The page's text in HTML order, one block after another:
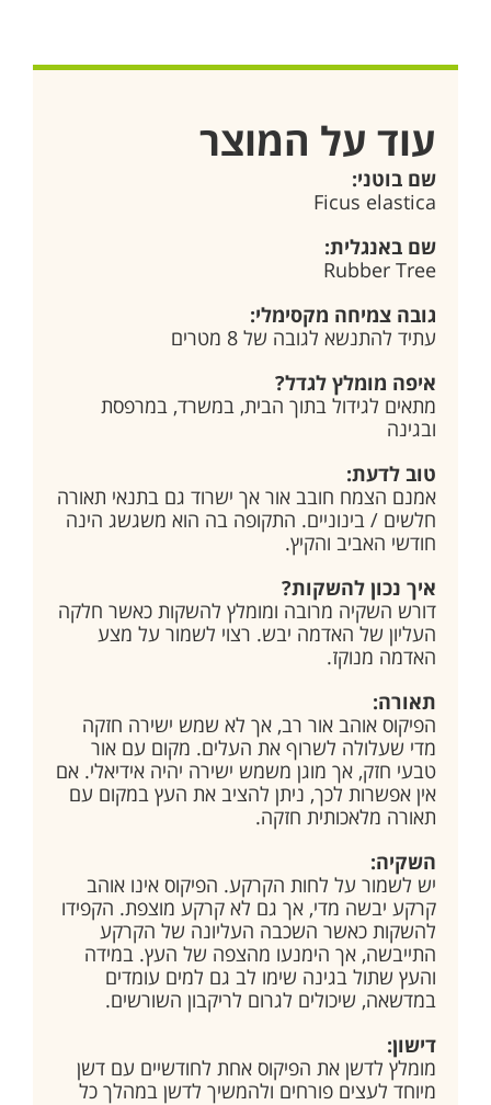
עוד על המוצר
שם בוטני:
Ficus elastica
שם באנגלית:
Rubber Tree
גובה צמיחה מקסימלי:
עתיד להתנשא לגובה של 8 מטרים
איפה מומלץ לגדל?
מתאים לגידול בתוך הבית, במשרד, במרפסת
ובגינה
טוב לדעת:
אמנם הצמח חובב אור אך ישרוד גם בתנאי תאורה
חלשים / בינוניים. התקופה בה הוא משגשג הינה
חודשי האביב והקיץ.
איך נכון להשקות?
דורש השקיה מרובה ומומלץ להשקות כאשר חלקה
העליון של האדמה יבש. רצוי לשמור על מצע
האדמה מנוקז.
תאורה:
הפיקוס אוהב אור רב, אך לא שמש ישירה חזקה
מדי שעלולה לשרוף את העלים. מקום עם אור
טבעי חזק, אך מוגן משמש ישירה יהיה אידיאלי. אם
אין אפשרות לכך, ניתן להציב את העץ במקום עם
תאורה מלאכותית חזקה.
השקיה:
יש לשמור על לחות הקרקע. הפיקוס אינו אוהב
קרקע יבשה מדי, אך גם לא קרקע מוצפת. הקפידו
להשקות כאשר השכבה העליונה של הקרקע
התייבשה, אך הימנעו מהצפה של העץ. במידה
והעץ שתול בגינה שימו לב גם למים עומדים
במדשאה, שיכולים לגרום לריקבון השורשים.
דישון:
מומלץ לדשן את הפיקוס אחת לחודשיים עם דשן
מיוחד לעצים פורחים ולהמשיך לדשן במהלך כל